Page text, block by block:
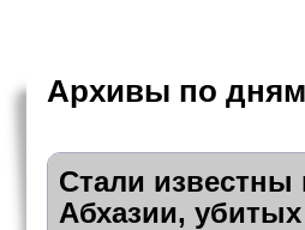
Архивы по
Стали
Абхазии,